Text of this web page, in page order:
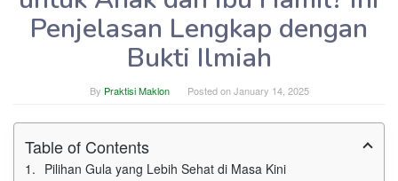
Penjelasan Lengkap dengan
Bukti Ilmiah
By Praktisi Maklon Posted onJanuary 14, 2025
Table of Contents
Pilihan Gula yang Lebih Sehat di Masa Kini